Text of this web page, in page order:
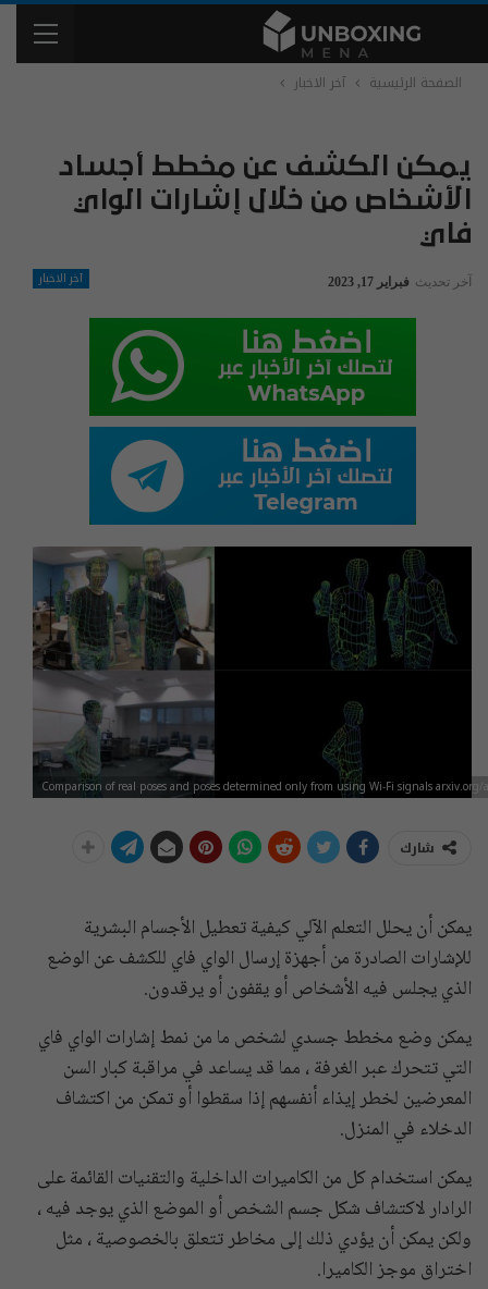
الصفحة الرئيسية آخر الاخبار
يمكن الكشف عن مخطط أجساد
الأشخاص من خلال إشارات الواي
فاي
آخر الاخبار آخر تحديث فبراير 17, 2023
Comparison of real poses and poses determined only from using Wi-Fi signals
شارك
يمكن أن يحلل التعلم الآلي كيفية تعطيل الأجسام البشرية
للإشارات الصادرة من أجهزة إرسال الواي فاي للكشف عن الوضع
الذي يجلس فيه الأشخاص أو يقفون أو يرقدون.
يمكن وضع مخطط جسدي لشخص ما من نمط إشارات الواي فاي
التي تتحرك عبر الغرفة ، مما قد يساعد في مراقبة كبار السن
المعرضين لخطر إيذاء أنفسهم إذا سقطوا أو تمكن من اكتشاف
الدخلاء في المنزل.
يمكن استخدام كل من الكاميرات الداخلية والتقنيات القائمة على
الرادار لاكتشاف شكل جسم الشخص أو الموضع الذي يوجد فيه ،
ولكن يمكن أن يؤدي ذلك إلى مخاطر تتعلق بالخصوصية ، مثل
اختراق موجز الكاميرا.